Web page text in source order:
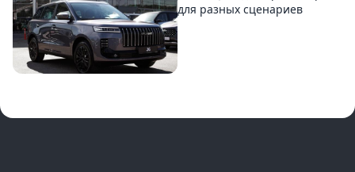
для разных сценариев